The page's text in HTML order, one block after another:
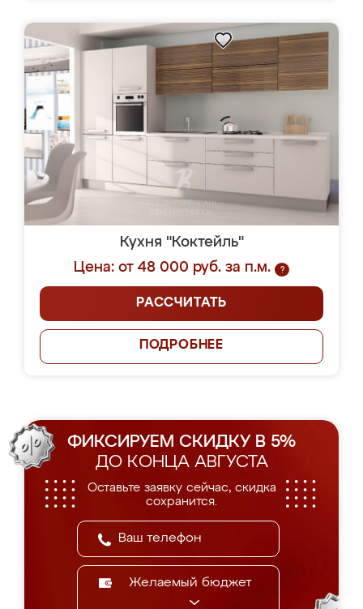
Кухня "Коктейль"
Цена: от 48 000 руб. за п.м.
?
РАССЧИТАТЬ
ПОДРОБНЕЕ
ФИКСИРУЕМ СКИДКУ В 5%
ДО КОНЦА АВГУСТА
Оставьте заявку сейчас, скидка
сохранится.
Желаемый бюджет